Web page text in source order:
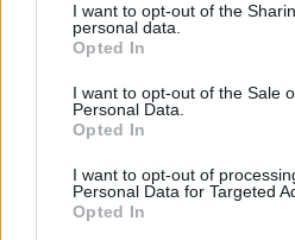
I want to opt-out of the
personal data.
Opted In
I want to opt-out of the Sale
Personal Data.
Opted In
I want to opt-out of
Personal Data for Targeted
Opted In